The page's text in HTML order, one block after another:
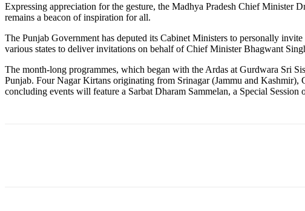
Expressing appreciation for the gesture, the Madhya Pradesh Chief Minister
remains a beacon of inspiration for all.
The Punjab Government has deputed its Cabinet Ministers to personally
various states to deliver invitations on behalf of Chief Minister Bhagwant
The month-long programmes, which began with the Ardas at Gurdwara Sri
Punjab. Four Nagar Kirtans originating from Srinagar (Jammu and
concluding events will feature a Sarbat Dharam Sammelan, a Special